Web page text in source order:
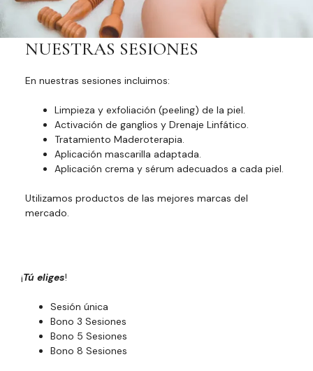
NUESTRAS SESIONES
En nuestras sesiones incluimos:
Limpieza y exfoliación (peeling) de la piel.
Activación de ganglios y Drenaje Linfático.
Tratamiento Maderoterapia.
Aplicación mascarilla adaptada.
Aplicación crema y sérum adecuados a cada piel.
Utilizamos productos de las mejores marcas del
mercado.
¡Tú eliges!
Sesión única
Bono 3 Sesiones
Bono 5 Sesiones
Bono 8 Sesiones